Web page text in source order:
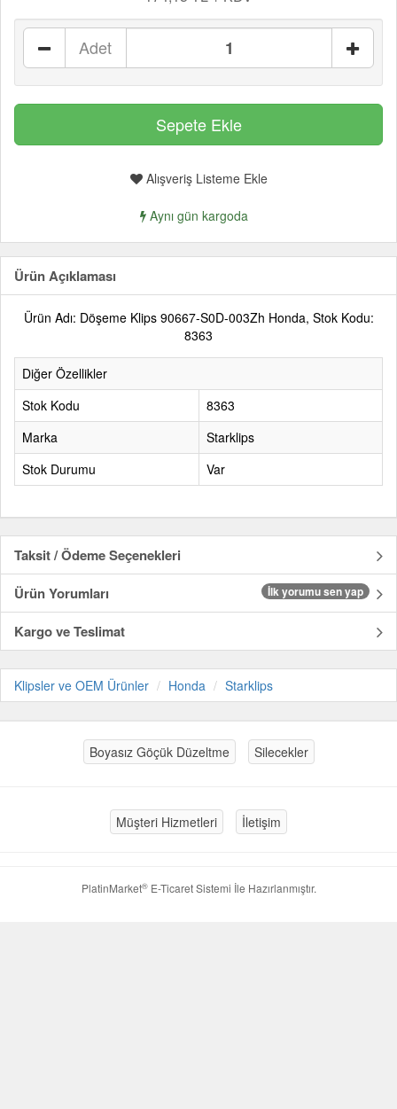
Adet
Alışveriş Listeme Ekle
Aynı gün kargoda
Ürün Açıklaması
Ürün Adı: Döşeme Klips 90667-S0D-003Zh Honda, Stok Kodu:
8363
Diğer Özellikler
Stok Kodu
8363
Marka
Starklips
Stok Durumu
Var
Taksit / Ödeme Seçenekleri
Ürün Yorumları
İlk yorumu sen yap
Kargo ve Teslimat
Klipsler ve OEM Ürünler Honda Starklips
Boyasız Göçük Düzeltme Silecekler
Müşteri Hizmetleri İletişim
PlatinMarket®E-Ticaret Sistemi İle Hazırlanmıştır.